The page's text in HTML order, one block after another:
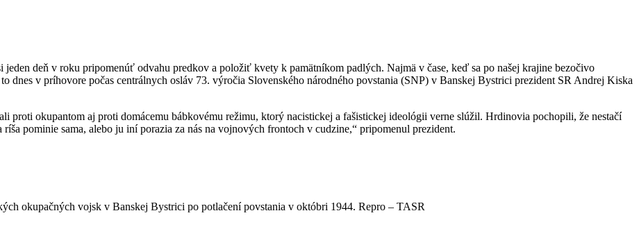
deň v roku pripomenúť odvahu predkov a položiť kvety k pamätníkom padlých. Najmä v čase, keď sa po našej krajine bezočivo
dnes v príhovore počas centrálnych osláv 73. výročia Slovenského národného povstania (SNP) v Banskej Bystrici prezident SR Andrej Kiska
proti okupantom aj proti domácemu bábkovému režimu, ktorý nacistickej a fašistickej ideológii verne slúžil. Hrdinovia pochopili, že nestačí
pominie sama, alebo ju iní porazia za nás na vojnových frontoch v cudzine,“ pripomenul prezident.
okupačných vojsk v Banskej Bystrici po potlačení povstania v októbri 1944. Repro – TASR